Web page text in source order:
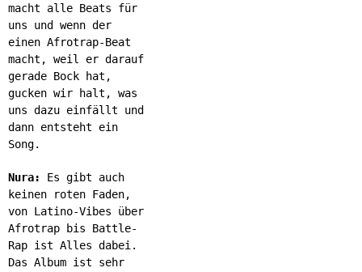
macht alle Beats für
uns und wenn der
einen Afrotrap-Beat
macht, weil er darauf
gerade Bock hat,
gucken wir halt, was
uns dazu einfällt und
dann entsteht ein
Song.
Nura:
Es gibt auch
keinen roten Faden,
von Latino-Vibes über
Afrotrap bis Battle-
Rap ist Alles dabei.
Das Album ist sehr